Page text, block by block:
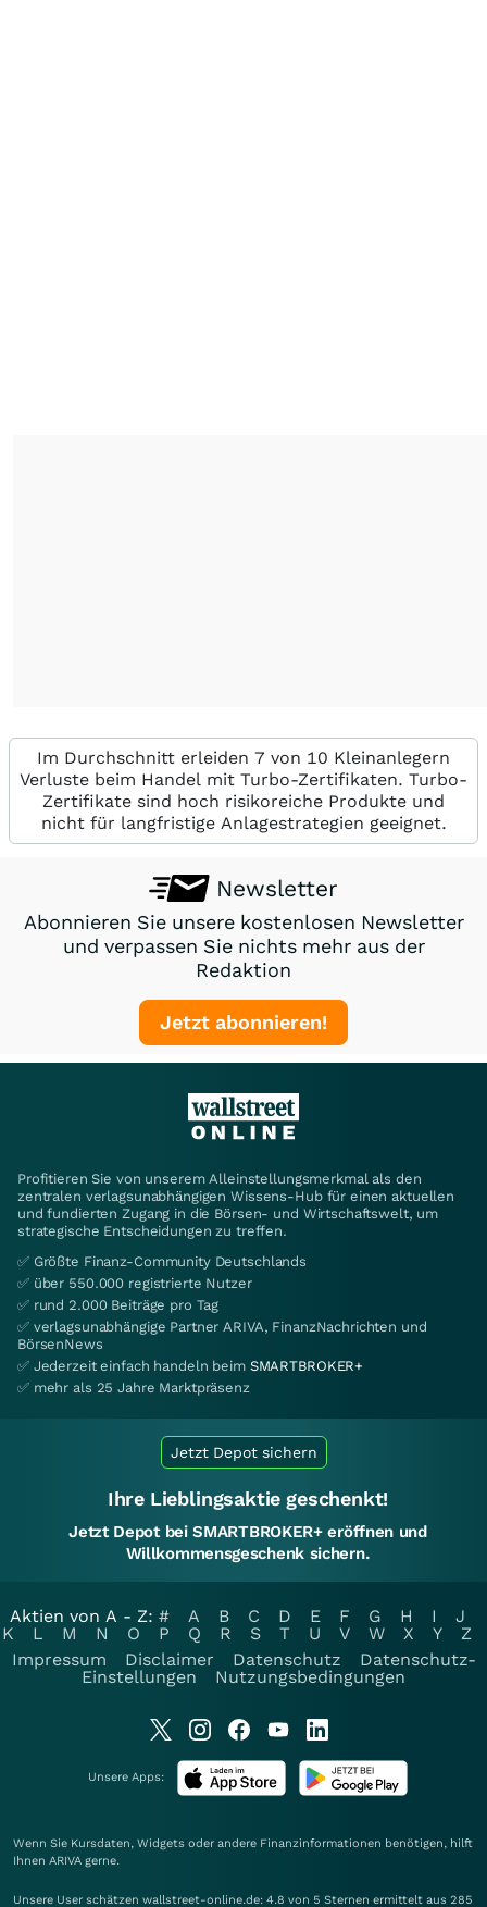
Im Durchschnitt erleiden 7 von 10 Kleinanlegern
Verluste beim Handel mit Turbo-Zertifikaten. Turbo-
Zertifikate sind hoch risikoreiche Produkte und
nicht für langfristige Anlagestrategien geeignet.
Newsletter
Abonnieren Sie unsere kostenlosen Newsletter
und verpassen Sie nichts mehr aus der
Redaktion
Jetzt abonnieren!
Profitieren Sie von unserem Alleinstellungsmerkmal als den
zentralen verlagsunabhängigen Wissens-Hub für einen aktuellen
und fundierten Zugang in die Börsen- und Wirtschaftswelt, um
strategische Entscheidungen zu treffen.
✅ Größte Finanz-Community Deutschlands
✅ über 550.000 registrierte Nutzer
✅ rund 2.000 Beiträge pro Tag
✅ verlagsunabhängige Partner ARIVA, FinanzNachrichten und
BörsenNews
✅ Jederzeit einfach handeln beim SMARTBROKER+
✅ mehr als 25 Jahre Marktpräsenz
Jetzt Depot sichern
Ihre Lieblingsaktie geschenkt!
Jetzt Depot bei SMARTBROKER+ eröffnen und
Willkommensgeschenk sichern.
Aktien von A - Z: # A B C D E F G H I
J
K
L M N O P Q R S T U V W X Y
Z
Impressum
Disclaimer Datenschutz
Datenschutz-
Einstellungen
Nutzungsbedingungen
Unsere Apps:
Wenn Sie Kursdaten, Widgets oder andere Finanzinformationen benötigen, hilft
Ihnen ARIVA gerne.
Unsere User schätzen wallstreet-online.de: 4.8 von 5 Sternen ermittelt aus 285